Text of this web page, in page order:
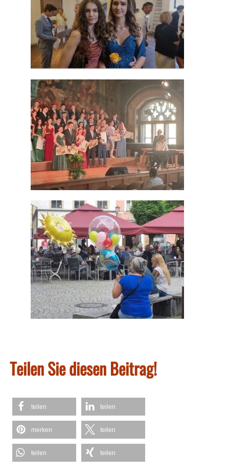
Teilen Sie diesen Beitrag!
teilen teilen
merken teilen
teilen teilen